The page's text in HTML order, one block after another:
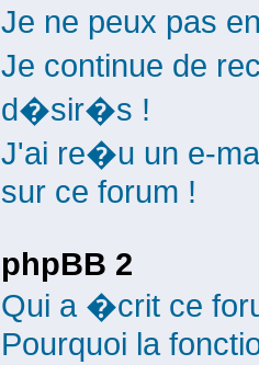
Je ne peux pas
Je continue de
d�sir�s !
J'ai re�u un e-
sur ce forum !
phpBB 2
Qui a �crit ce
Pourquoi la